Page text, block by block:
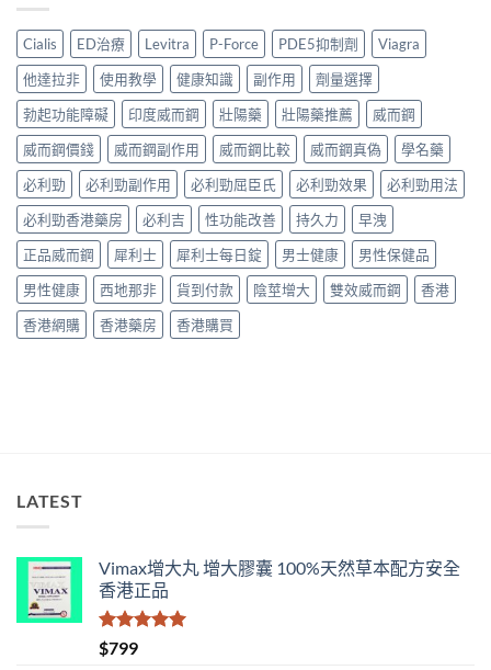
較〉
中
用
全
面
比
較
與
香
港
買
指
南〉
中
面
比
較〉
中
學
名
藥
購
買
渠
道、
價
與
真
假
辨
別
指
南〉
中
評
價：
印
度
樂
威
壯
學
藥
真
實
效
果、
正
確
用
中
Cialis ED治療 Levitra P-Force PDE5抑制劑
Viagra
他達拉非
使用教學 健康知識 副作用
劑量選擇
勃起功能障礙
印度威而鋼 壯陽藥 壯陽藥推薦
威而鋼
威而鋼價錢
威而鋼副作用 威而鋼比較 威而鋼真偽
學名藥
必利勁
必利勁副作用 必利勁屈臣氏 必利勁效果
必利勁用法
必利勁香港藥房
必利吉 性功能改善 持久力
早洩
正品威而鋼
犀利士 犀利士每日錠 男士健康
男性保健品
男性健康
西地那非 貨到付款 陰莖增大 雙效威而鋼
香港
香港網購
香港藥房 香港購買
LATEST
Vimax增大丸 增大膠囊 100%天然草本配方安全
香港正品
評分
滿分 5
$799